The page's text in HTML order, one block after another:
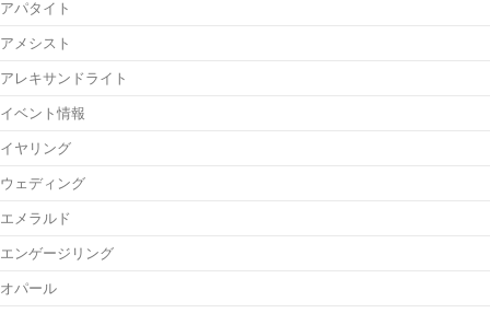
アパタイト
アメシスト
アレキサンドライト
イベント情報
イヤリング
ウェディング
エメラルド
エンゲージリング
オパール